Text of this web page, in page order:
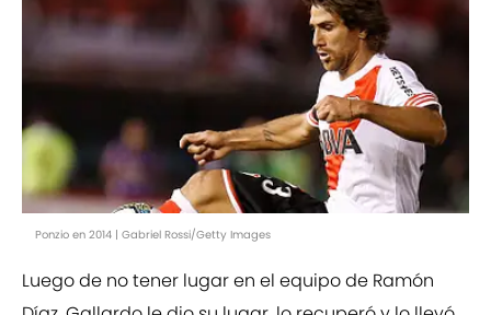
Ponzio en 2014 | Gabriel Rossi/Getty Images
Luego de no tener lugar en el equipo de Ramón